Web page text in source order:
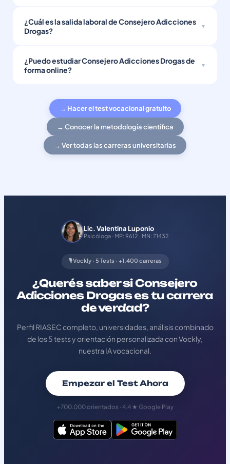
¿Cuál es la salida laboral de Consejero Adicciones
Drogas?
¿Puedo estudiar Consejero Adicciones Drogas de
forma online?
→ Hacer el test vocacional gratuito
→ Conocer la metodología científica
→ Ver todas las carreras universitarias
Lic. Valentina Luponio
Psicóloga · MP: 9612 · MN: 71432
🎙️ Vockly · 5 Tests · +1.400 carreras
¿Querés saber si Consejero
Adicciones Drogas es tu carrera
de verdad?
Perfil RIASEC completo, universidades, análisis combinado
de los 5 tests y orientación personalizada con Vockly,
nuestra IA vocacional.
Empezar el Test Ahora
+700.000 orientados · 4.4 ★ Google Play